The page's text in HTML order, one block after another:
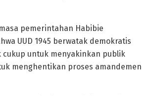
pemerintahan Habibie
UUD 1945 berwatak demokratis
untuk menyakinkan publik
menghentikan proses amandemen